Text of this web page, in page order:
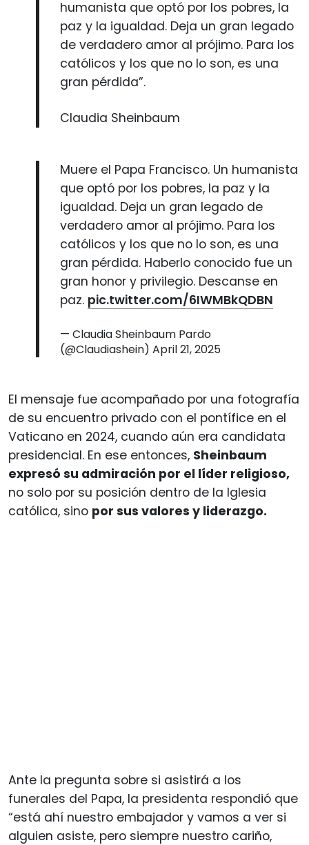
humanista que optó por los pobres, la
paz y la igualdad. Deja un gran legado
de verdadero amor al prójimo. Para los
católicos y los que no lo son, es una
gran pérdida”.
Claudia Sheinbaum
Muere el Papa Francisco. Un humanista
que optó por los pobres, la paz y la
igualdad. Deja un gran legado de
verdadero amor al prójimo. Para los
católicos y los que no lo son, es una
gran pérdida. Haberlo conocido fue un
gran honor y privilegio. Descanse en
paz. pic.twitter.com/6IWMBkQDBN
— Claudia Sheinbaum Pardo
(@Claudiashein) April 21, 2025
El mensaje fue acompañado por una fotografía
de su encuentro privado con el pontífice en el
Vaticano en 2024, cuando aún era candidata
presidencial. En ese entonces, Sheinbaum
expresó su admiración por el líder religioso,
no solo por su posición dentro de la Iglesia
católica, sino por sus valores y liderazgo.
Ante la pregunta sobre si asistirá a los
funerales del Papa, la presidenta respondió que
“está ahí nuestro embajador y vamos a ver si
alguien asiste, pero siempre nuestro cariño,